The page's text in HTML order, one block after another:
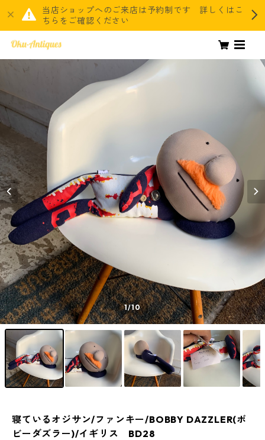
当店ショップへのご来店は予約制です 詳しくはこ
ちらをご確認ください
1/10
寝ているオジサン/ファンキー/BOBBY DAZZLER(ボ
ビーダズラー)/イギリス BD28